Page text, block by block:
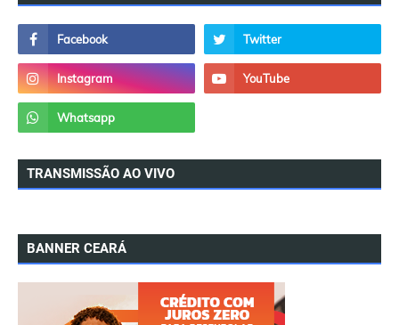
TRANSMISSÃO AO VIVO
BANNER CEARÁ